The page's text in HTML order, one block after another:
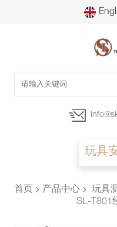
玩具
首页 产品中心 玩具
SL-T801